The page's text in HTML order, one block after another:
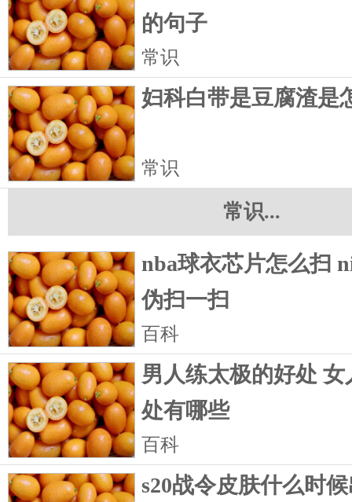
的句子
常识
妇科白带是豆腐渣是
常识
常识...
nba球衣芯片怎么扫
伪扫一扫
百科
男人练太极的好处
处有哪些
百科
s20战令皮肤什么时